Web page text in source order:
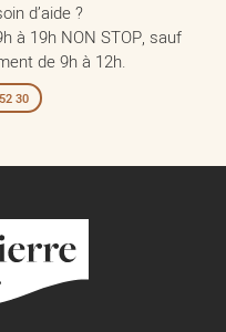
d’aide ?
à 19h NON STOP, sauf
de 9h à 12h.
30